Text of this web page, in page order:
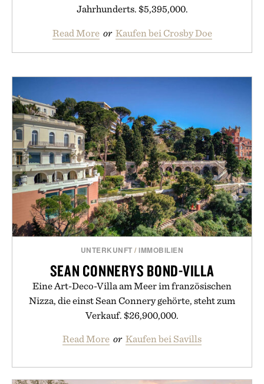
Jahrhunderts. $5,395,000.
Read More or Kaufen bei Crosby Doe
UNTERKUNFT /IMMOBILIEN
SEAN CONNERYS BOND-VILLA
Eine Art-Deco-Villa am Meer im französischen
Nizza, die einst Sean Connery gehörte, steht zum
Verkauf. $26,900,000.
Read More or Kaufen bei Savills